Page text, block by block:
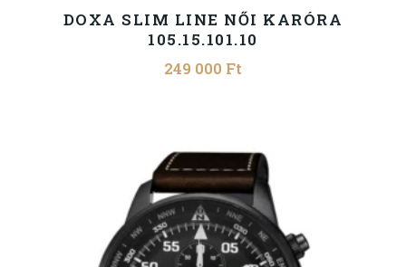
DOXA SLIM LINE NŐI KARÓRA
105.15.101.10
249 000 Ft